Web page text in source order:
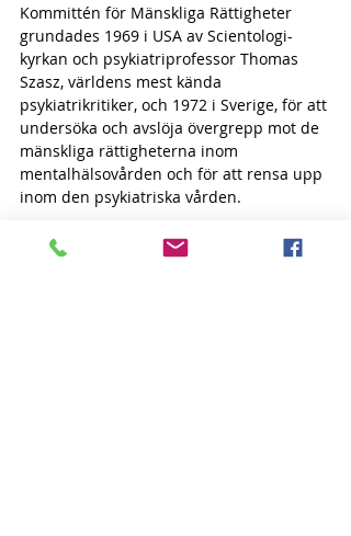
Kommittén för Mänskliga Rättigheter
grundades 1969 i USA av Scientologi-
kyrkan och psykiatriprofessor Thomas
Szasz, världens mest kända
psykiatrikritiker, och 1972 i Sverige, för att
undersöka och avslöja övergrepp mot de
mänskliga rättigheterna inom
mentalhälsovården och för att rensa upp
inom den psykiatriska vården.